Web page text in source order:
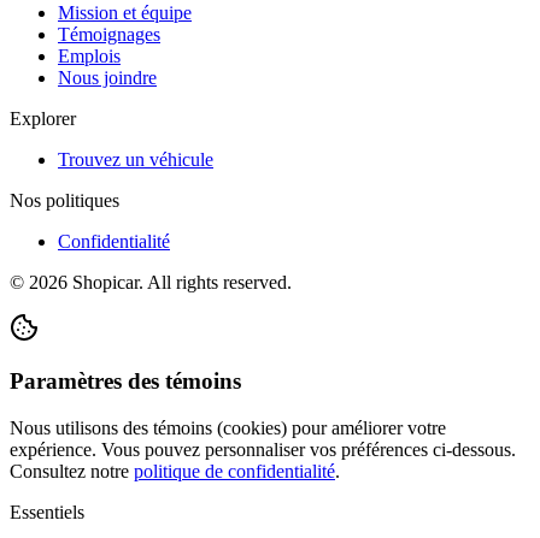
Mission et équipe
Témoignages
Emplois
Nous joindre
Explorer
Trouvez un véhicule
Nos politiques
Confidentialité
© 2026 Shopicar. All rights reserved.
Paramètres des témoins
Nous utilisons des témoins (cookies) pour améliorer votre
expérience. Vous pouvez personnaliser vos préférences ci-dessous.
Consultez notre politique de confidentialité.
Essentiels